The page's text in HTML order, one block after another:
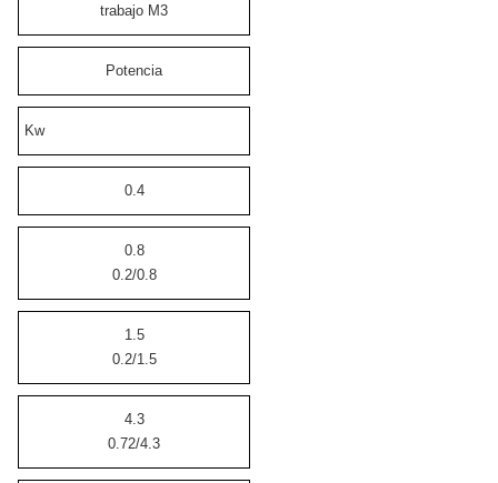
trabajo M3
Potencia
Kw
0.4
0.8
0.2/0.8
1.5
0.2/1.5
4.3
0.72/4.3